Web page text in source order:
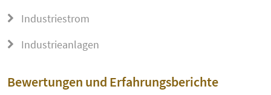
Industriestrom
Industrieanlagen
Bewertungen und Erfahrungsberichte